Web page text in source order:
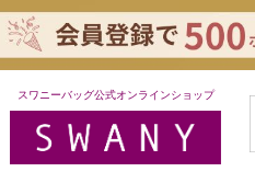
スワニーバッグ公式オンラインショップ